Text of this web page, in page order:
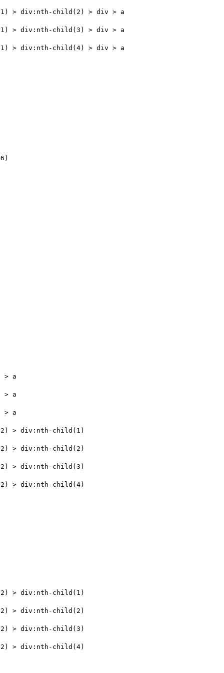
> div:nth-child(2) > div > a
> div:nth-child(3) > div > a
> div:nth-child(4) > div > a
> a
> a
> a
> div:nth-child(1)
> div:nth-child(2)
> div:nth-child(3)
> div:nth-child(4)
> div:nth-child(1)
> div:nth-child(2)
> div:nth-child(3)
> div:nth-child(4)